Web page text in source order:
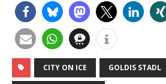
CITY ON ICE GOLDIS STADL